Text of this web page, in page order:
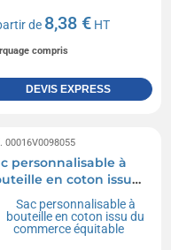
de 8,38 € HT
compris
DEVIS EXPRESS
00016V0098055
personnalisable à
en coton issu
commerce équitable